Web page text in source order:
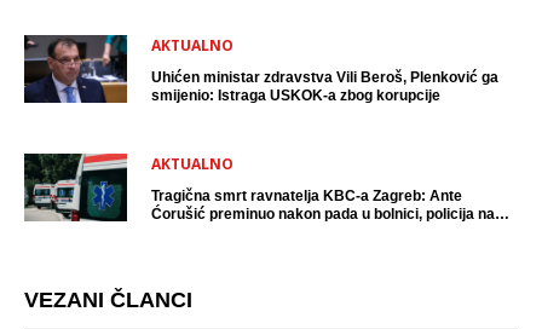
AKTUALNO
Uhićen ministar zdravstva Vili Beroš, Plenković ga
smijenio: Istraga USKOK-a zbog korupcije
AKTUALNO
Tragična smrt ravnatelja KBC-a Zagreb: Ante
Ćorušić preminuo nakon pada u bolnici, policija na
VEZANI ČLANCI